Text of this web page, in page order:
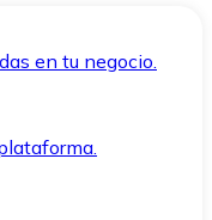
en tu negocio.